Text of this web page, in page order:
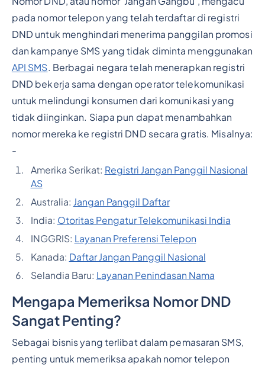
pada nomor telepon yang telah terdaftar di registri
DND untuk menghindari menerima panggilan promosi
dan kampanye SMS yang tidak diminta menggunakan
API SMS. Berbagai negara telah menerapkan registri
DND bekerja sama dengan operator telekomunikasi
untuk melindungi konsumen dari komunikasi yang
tidak diinginkan. Siapa pun dapat menambahkan
nomor mereka ke registri DND secara gratis. Misalnya:
-
Amerika Serikat: Registri Jangan Panggil Nasional
AS
Australia: Jangan Panggil Daftar
India: Otoritas Pengatur Telekomunikasi India
INGGRIS: Layanan Preferensi Telepon
Kanada: Daftar Jangan Panggil Nasional
Selandia Baru: Layanan Penindasan Nama
Mengapa Memeriksa Nomor DND
Sangat Penting?
Sebagai bisnis yang terlibat dalam pemasaran SMS,
penting untuk memeriksa apakah nomor telepon